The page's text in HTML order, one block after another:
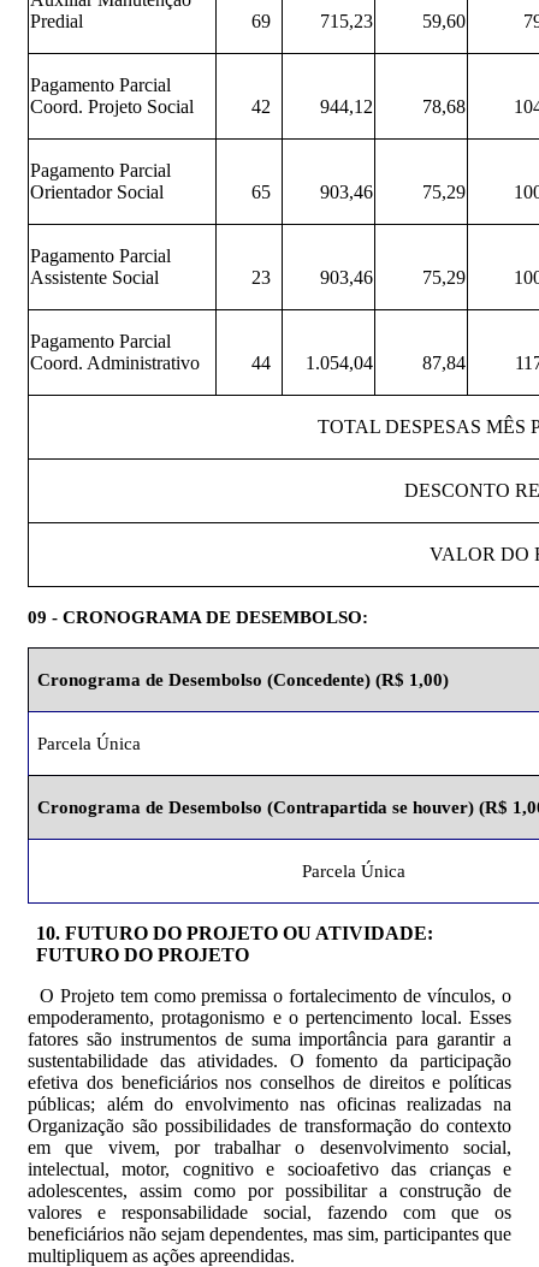
Predial
69 715,23 59,60
Pagamento Parcial
Coord. Projeto Social
42 944,12 78,68
Pagamento Parcial
Orientador Social
65 903,46 75,29
Pagamento Parcial
Assistente Social
23 903,46 75,29
Pagamento Parcial
Coord. Administrativo
44 1.054,04 87,84
TOTAL DESPESAS MÊS
DESCONTO
VALOR DO
09 - CRONOGRAMA DE DESEMBOLSO:
Cronograma de Desembolso (Concedente) (R$ 1,00)
Parcela Única
Cronograma de Desembolso (Contrapartida se houver) (R$
Parcela Única
10. FUTURO DO PROJETO OU ATIVIDADE:
FUTURO DO PROJETO
O Projeto tem como premissa o fortalecimento de vínculos, o
empoderamento, protagonismo e o pertencimento local. Esses
fatores são instrumentos de suma importância para garantir a
sustentabilidade das atividades. O fomento da participação
efetiva dos beneficiários nos conselhos de direitos e políticas
públicas; além do envolvimento nas oficinas realizadas na
Organização são possibilidades de transformação do contexto
em que vivem, por trabalhar o desenvolvimento social,
intelectual, motor, cognitivo e socioafetivo das crianças e
adolescentes, assim como por possibilitar a construção de
valores e responsabilidade social, fazendo com que os
beneficiários não sejam dependentes, mas sim, participantes que
multipliquem as ações apreendidas.